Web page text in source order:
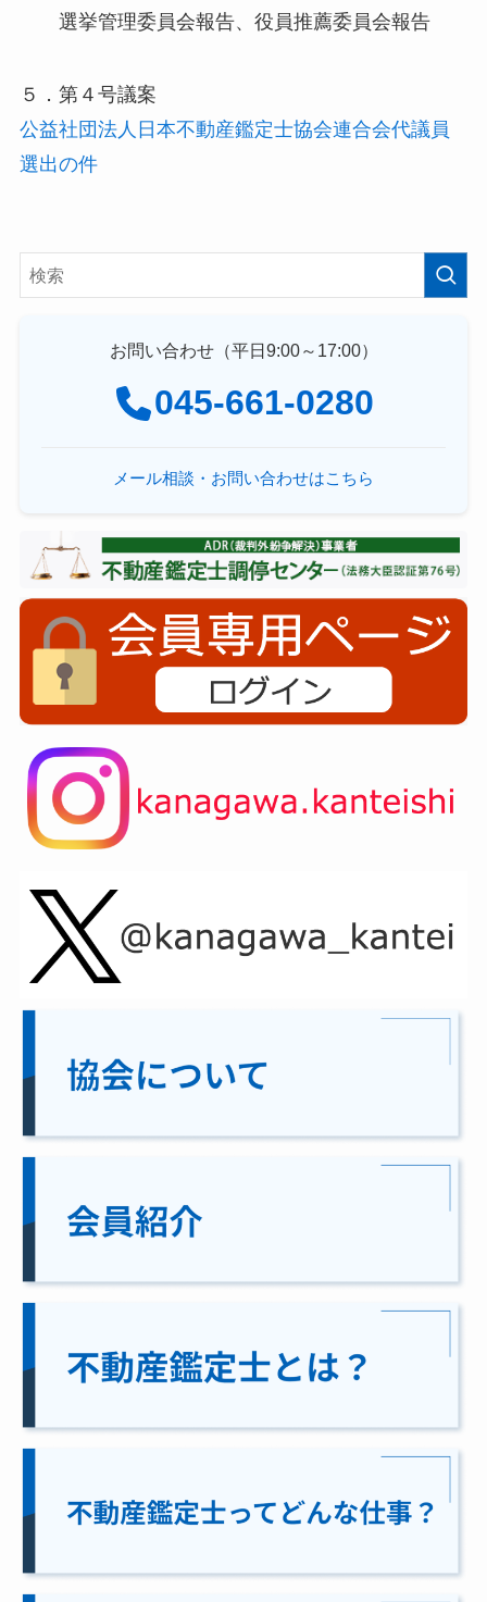
選挙管理委員会報告、役員推薦委員会報告
５．第４号議案
公益社団法人日本不動産鑑定士協会連合会代議員
選出の件
お問い合わせ（平日9:00～17:00）
045-661-0280
メール相談・お問い合わせはこちら